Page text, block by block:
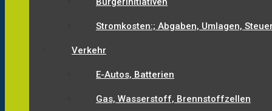
Stromkosten:; Abgaben, Umlagen,
Verkehr
E-Autos, Batterien
Gas, Wasserstoff, Brennstoffzellen